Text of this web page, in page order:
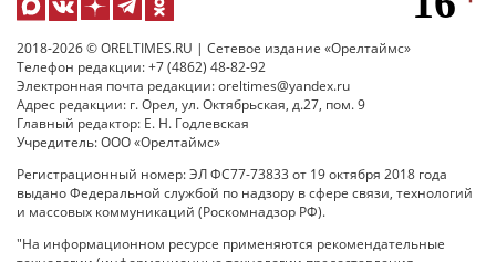
2018-2026 © ORELTIMES.RU | Сетевое издание «Орелтаймс»
Телефон редакции: +7 (4862) 48-82-92
Электронная почта редакции: oreltimes@yandex.ru
Адрес редакции: г. Орел, ул. Октябрьская, д.27, пом. 9
Главный редактор: Е. Н. Годлевская
Учредитель: ООО «Орелтаймс»
Регистрационный номер: ЭЛ ФС77-73833 от 19 октября 2018 года
выдано Федеральной службой по надзору в сфере связи, технологий
и массовых коммуникаций (Роскомнадзор РФ).
"На информационном ресурсе применяются рекомендательные